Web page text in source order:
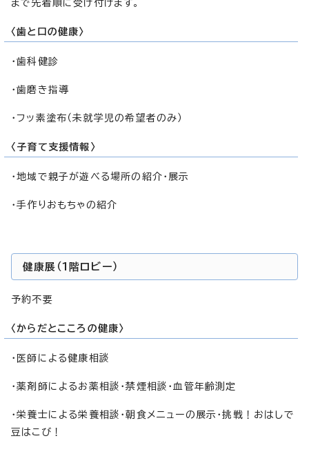
まで先着順に受け付けます。
〈歯と口の健康〉
・歯科健診
・歯磨き指導
・フッ素塗布（未就学児の希望者のみ）
〈子育て支援情報〉
・地域で親子が遊べる場所の紹介・展示
・手作りおもちゃの紹介
健康展（1階ロビー）
予約不要
〈からだとこころの健康〉
・医師による健康相談
・薬剤師によるお薬相談・禁煙相談・血管年齢測定
・栄養士による栄養相談・朝食メニューの展示・挑戦！おはしで
豆はこび！